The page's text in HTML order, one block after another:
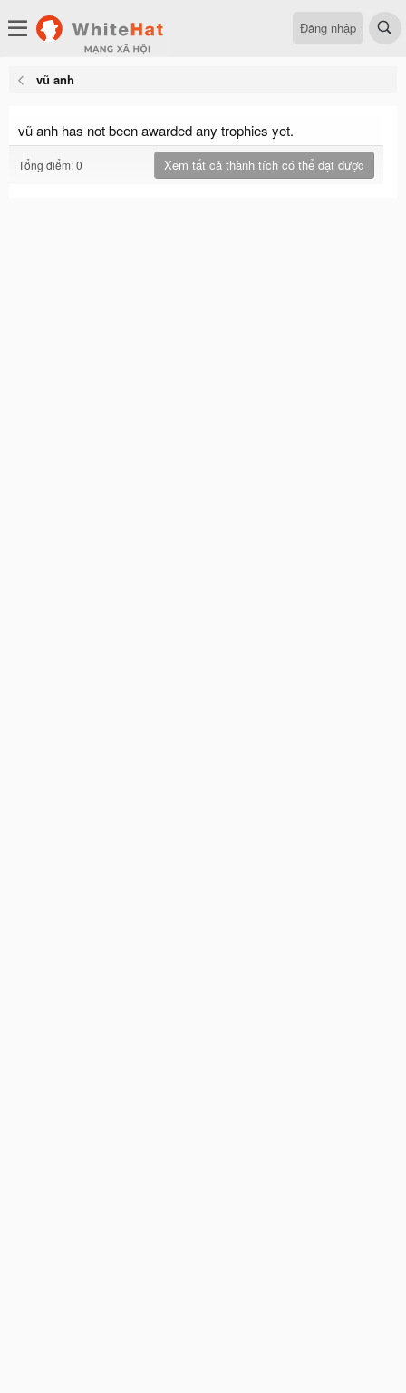
Đăng nhập
vũ anh
vũ anh has not been awarded any trophies yet.
Tổng điểm: 0 Xem tất cả thành tích có thể đạt được